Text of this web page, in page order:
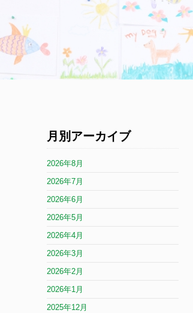
月別アーカイブ
2026年8月
2026年7月
2026年6月
2026年5月
2026年4月
2026年3月
2026年2月
2026年1月
2025年12月